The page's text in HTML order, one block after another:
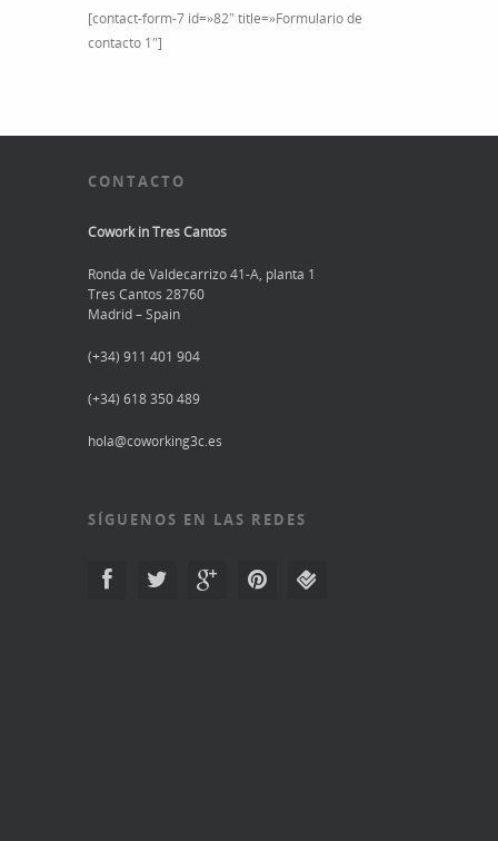
[contact-form-7 id=»82″ title=»Formulario de
contacto 1″]
CONTACTO
Cowork in Tres Cantos
Ronda de Valdecarrizo 41-A, planta 1
Tres Cantos 28760
Madrid – Spain
(+34) 911 401 904
(+34) 618 350 489
hola@coworking3c.es
SÍGUENOS EN LAS REDES